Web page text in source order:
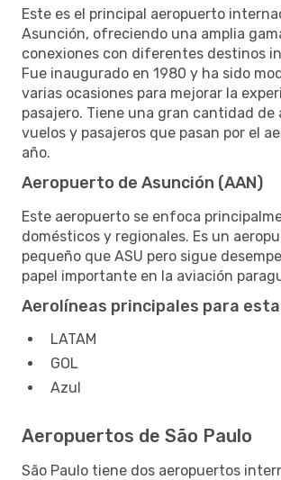
Este es el principal aeropuerto
Asunción, ofreciendo una amplia
conexiones con diferentes destinos
Fue inaugurado en 1980 y ha sido
varias ocasiones para mejorar la
pasajero. Tiene una gran cantidad de
vuelos y pasajeros que pasan por el
año.
Aeropuerto de Asunción (AAN)
Este aeropuerto se enfoca
domésticos y regionales. Es un
pequeño que ASU pero sigue
papel importante en la aviación
Aerolíneas principales para
LATAM
GOL
Azul
Aeropuertos de São Paulo
São Paulo tiene dos aeropuertos